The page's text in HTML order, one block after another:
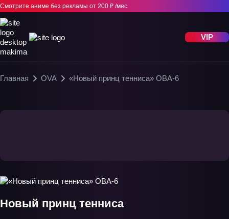
Смотрите аниме без рекламы от 200 ₽ /мес
VIP
Главная OVA «Новый принц тенниса» ОВА-6
Новый принц тенниса